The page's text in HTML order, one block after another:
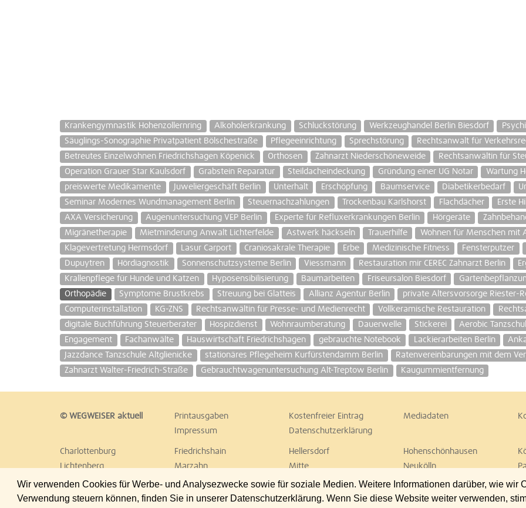
Wir verwenden Cookies für Werbe- und Analysezwecke sowie für soziale Medien. Weitere Informationen darüber, wie wir
Verwendung steuern können, finden Sie in unserer Datenschutzerklärung. Wenn Sie diese Website weiter verwenden,
Krankengymnastik Hohenzollernring Alkoholerkrankung Schluckstörung Werkzeughandel Berlin Biesdorf
Säuglings-Sonographie Privatpatient Bölschestraße
Pflegeeinrichtung Sprechstörung Rechtsanwalt für
Betreutes Einzelwohnen Friedrichshagen Köpenick
Orthosen Zahnarzt Niederschöneweide
Rechtsanwältin für
Operation Grauer Star Kaulsdorf
Grabstein Reparatur Steildacheindeckung Gründung einer UG Notar Wartung
preiswerte Medikamente
Juweliergeschäft Berlin Unterhalt Erschöpfung Baumservice Diabetikerbedarf
Seminar Modernes Wundmanagement Berlin
Steuernachzahlungen Trockenbau Karlshorst Flachdächer Erste
AXA Versicherung
Augenuntersuchung VEP Berlin Experte für Refluxerkrankungen Berlin Hörgeräte
Migränetherapie
Mietminderung Anwalt Lichterfelde Astwerk häckseln Trauerhilfe Wohnen für Menschen mit
Klagevertretung Hermsdorf
Lasur Carport Craniosakrale Therapie Erbe Medizinische Fitness Fensterputzer
Dupuytren
Hördiagnostik Sonnenschutzsysteme Berlin Viessmann Restauration mir CEREC Zahnarzt Berlin
Krallenpflege für Hunde und Katzen
Hyposensibilisierung Baumarbeiten Friseursalon Biesdorf
Orthopädie
Symptome Brustkrebs Streuung bei Glatteis Allianz Agentur Berlin private Altersvorsorge Riester-
Computerinstallation
KG-ZNS Rechtsanwältin für Presse- und Medienrecht Vollkeramische Restauration
digitale Buchführung Steuerberater
Hospizdienst Wohnraumberatung Dauerwelle Stickerei Aerobic
Engagement
Fachanwälte Hauswirtschaft Friedrichshagen gebrauchte Notebook Lackierarbeiten Berlin
Jazzdance Tanzschule Altglienicke
stationäres Pflegeheim Kurfürstendamm Berlin Ratenvereinbarungen mit dem
Zahnarzt Walter-Friedrich-Straße
Gebrauchtwagenuntersuchung Alt-Treptow Berlin Kaugummientfernung
© WEGWEISER aktuell Printausgaben Kostenfreier Eintrag Mediadaten
Impressum
Datenschutzerklärung
Charlottenburg Friedrichshain Hellersdorf Hohenschönhausen
Lichtenberg
Marzahn Mitte Neukölln
Reinickendorf
Schöneberg Spandau Steglitz
Treptow
Umland Ost Wedding Weißensee